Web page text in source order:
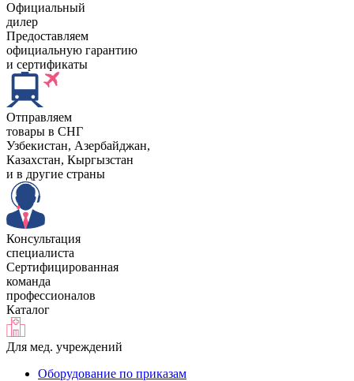
Официальный
дилер
Предоставляем
официальную гарантию
и сертификаты
Отправляем
товары в СНГ
Узбекистан, Aзербайджан,
Казахстан, Кыргызстан
и в другие страны
Консультация
специалиста
Сертифицированная
команда
профессионалов
Каталог
Для мед. учреждений
Оборудование по приказам